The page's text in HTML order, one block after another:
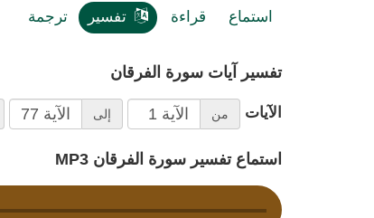
استماع قراءة تفسير ترجمة
تفسير آيات سورة الفرقان
الآيات من إلى
استماع تفسير سورة الفرقان MP3